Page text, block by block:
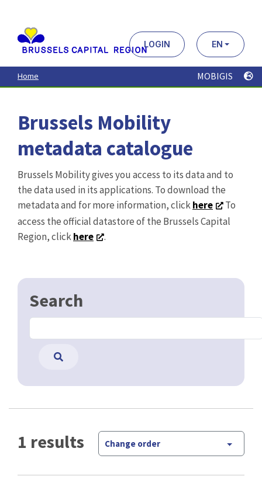
contenu
principal
LOGIN EN
Home MOBIGIS
Brussels Mobility
metadata catalogue
Brussels Mobility gives you access to its data and to
the data used in its applications. To download the
metadata and for more information, clickhere
To
access the official datastore of the Brussels Capital
Region, clickhere .
Search
1 results Change order